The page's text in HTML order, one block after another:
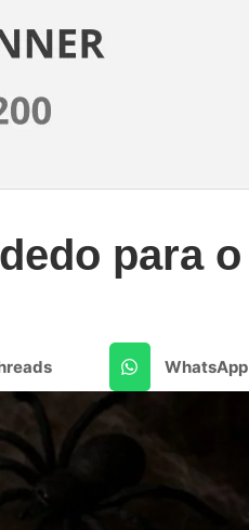
para o
WhatsApp